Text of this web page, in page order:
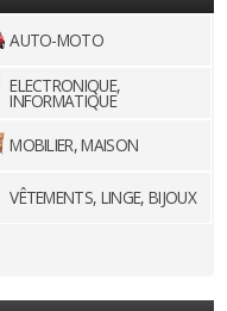
AUTO-MOTO
ELECTRONIQUE,
INFORMATIQUE
MOBILIER, MAISON
VÊTEMENTS, LINGE, BIJOUX